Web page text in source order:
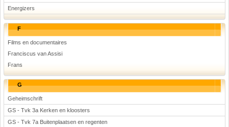
Energizers
F
Films en documentaires
Franciscus van Assisi
Frans
G
Geheimschrift
GS - Tvk 3a Kerken en kloosters
GS - Tvk 7a Buitenplaatsen en regenten